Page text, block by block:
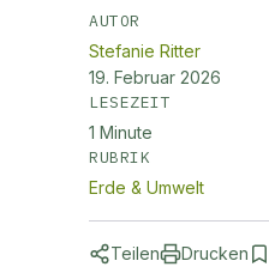
AUTOR
Stefanie Ritter
19. Februar 2026
LESEZEIT
1 Minute
RUBRIK
Erde & Umwelt
Teilen Drucken